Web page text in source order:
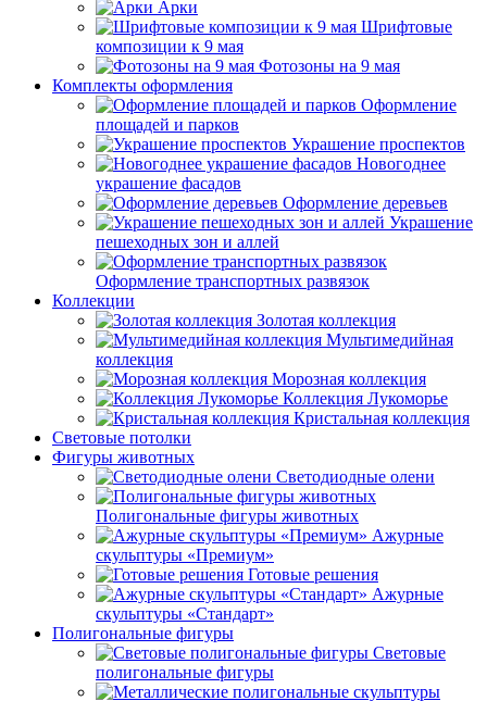
Арки
Шрифтовые
композиции к 9 мая
Фотозоны на 9 мая
Комплекты оформления
Оформление
площадей и парков
Украшение проспектов
Новогоднее
украшение фасадов
Оформление деревьев
Украшение
пешеходных зон и аллей
Оформление транспортных развязок
Коллекции
Золотая коллекция
Мультимедийная
коллекция
Морозная коллекция
Коллекция Лукоморье
Кристальная коллекция
Световые потолки
Фигуры животных
Светодиодные олени
Полигональные фигуры животных
Ажурные
скульптуры «Премиум»
Готовые решения
Ажурные
скульптуры «Стандарт»
Полигональные фигуры
Световые
полигональные фигуры